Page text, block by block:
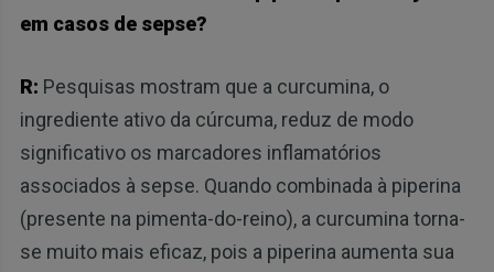
em casos de sepse?
R: Pesquisas mostram que a curcumina, o
ingrediente ativo da cúrcuma, reduz de modo
significativo os marcadores inflamatórios
associados à sepse. Quando combinada à piperina
(presente na pimenta-do-reino), a curcumina torna-
se muito mais eficaz, pois a piperina aumenta sua